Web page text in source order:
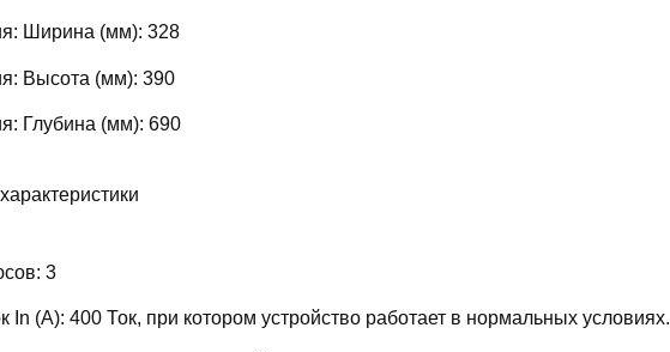
Ширина (мм): 328
Высота (мм): 390
Глубина (мм): 690
3
In (А): 400 Ток, при котором устройство работает в нормальных условиях.